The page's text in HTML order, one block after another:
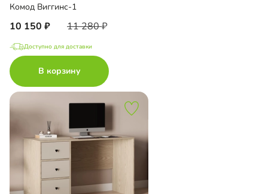
Комод Виггинс-1
10 150 11 280
Доступно для доставки
В корзину